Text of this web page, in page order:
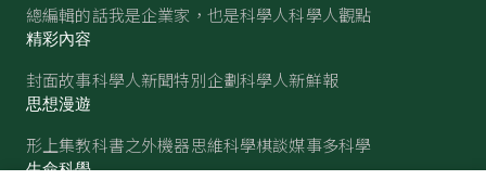
總編輯的話我是企業家，也是科學人科學人觀點
精彩內容
封面故事科學人新聞特別企劃科學人新鮮報
思想漫遊
形上集教科書之外機器思維科學棋談媒事多科學
生命科學